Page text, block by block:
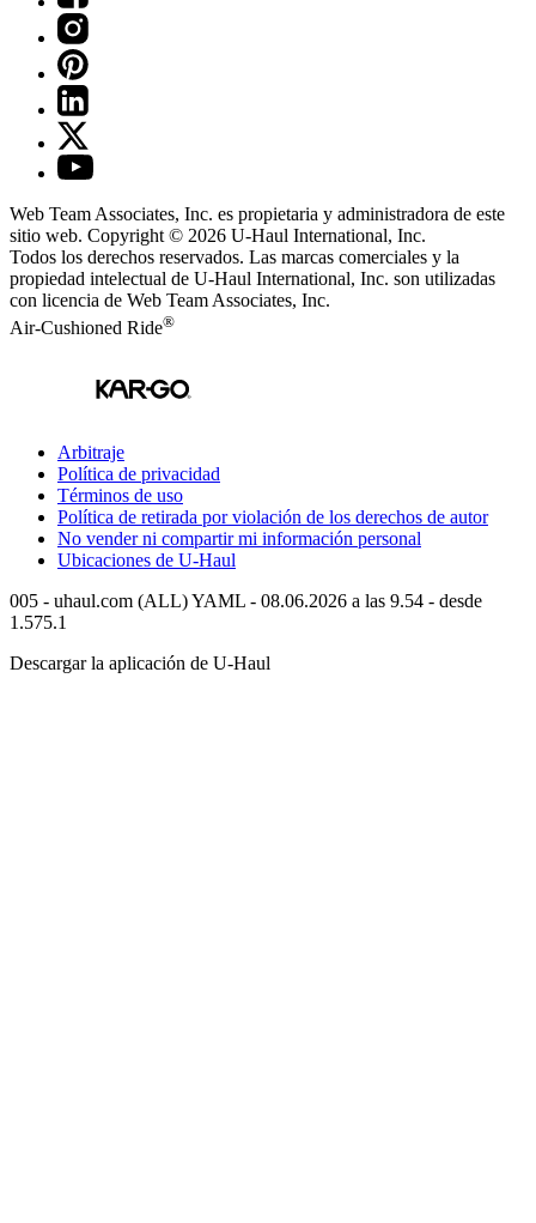
Web Team Associates, Inc. es propietaria y administradora de este
sitio web. Copyright © 2026 U-Haul International, Inc.
Todos los derechos reservados. Las marcas comerciales y la
propiedad intelectual de U-Haul International, Inc. son utilizadas
con licencia de Web Team Associates, Inc.
Air-Cushioned Ride®
Arbitraje
Política de privacidad
Términos de uso
Política de retirada por violación de los derechos de autor
No vender ni compartir mi información personal
Ubicaciones de U-Haul
005 - uhaul.com (ALL) YAML - 08.06.2026 a las 9.54 - desde
1.575.1
Descargar la aplicación de U-Haul